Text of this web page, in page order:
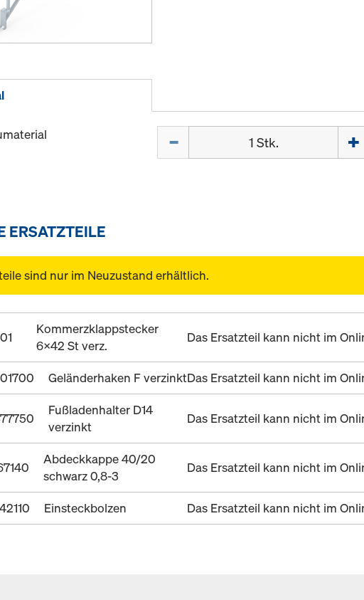
ERSATZTEILE
sind nur im Neuzustand erhältlich.
Kommerzklappstecker
6x42 St verz.
Das Ersatzteil kann nicht im
Geländerhaken F verzinktDas Ersatzteil kann nicht im
Fußladenhalter D14
verzinkt
Das Ersatzteil kann nicht im
Abdeckkappe 40/20
schwarz 0,8-3
Das Ersatzteil kann nicht im
Einsteckbolzen Das Ersatzteil kann nicht im